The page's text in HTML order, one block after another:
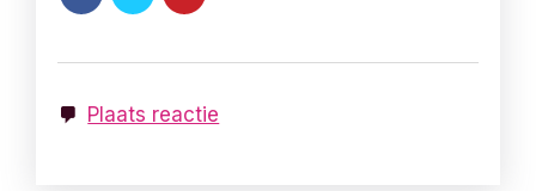
Plaats reactie